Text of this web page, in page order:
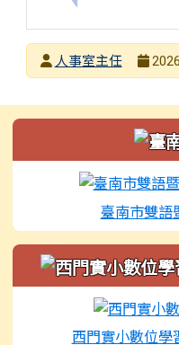
發布者人事室主任
左邊區域內容
臺南市雙語
西門實小數位